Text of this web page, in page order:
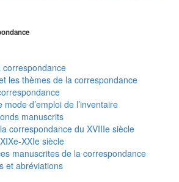
correspondance
les thèmes de la correspondance
d’emploi de l’inventaire
manuscrits
correspondance du XVIIIe siècle
XXIe siècle
manuscrites de la correspondance
et abréviations